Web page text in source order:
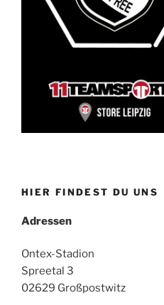
HIER FINDEST DU UNS
Adressen
Ontex-Stadion
Spreetal 3
02629 Großpostwitz